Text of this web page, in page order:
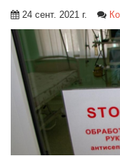
24 сент. 2021 г.